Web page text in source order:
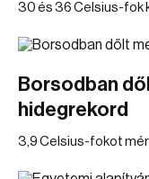
30 és 36 Celsius-fok
Borsodban
hidegrekord
3,9 Celsius-fokot